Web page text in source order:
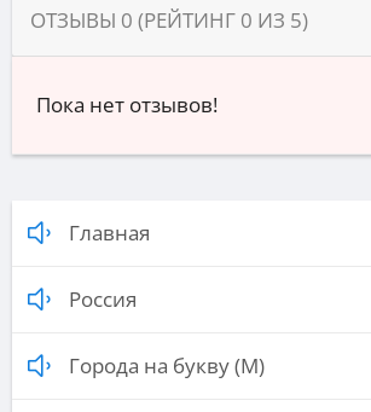
ОТЗЫВЫ 0 (РЕЙТИНГ 0 ИЗ 5)
Пока нет отзывов!
Главная
Россия
Города на букву (М)